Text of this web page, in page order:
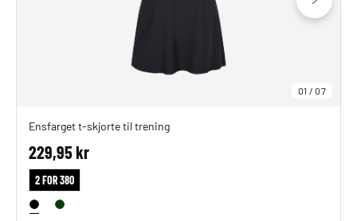
01 /07
Ensfarget t-skjorte til trening
229,95 kr
2 FOR 380